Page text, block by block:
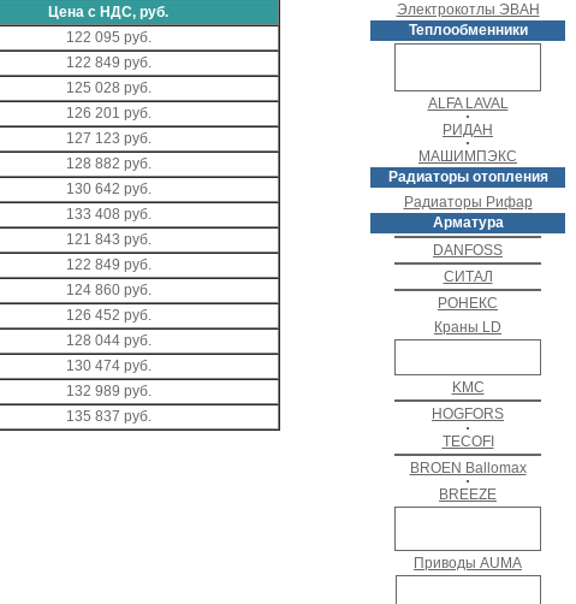
Цена с НДС, руб.
122 095 руб.
122 849 руб.
125 028 руб.
126 201 руб.
127 123 руб.
128 882 руб.
130 642 руб.
133 408 руб.
121 843 руб.
122 849 руб.
124 860 руб.
126 452 руб.
128 044 руб.
130 474 руб.
132 989 руб.
135 837 руб.
Электрокотлы ЭВАН
Теплообменники
ALFA LAVAL
РИДАН
МАШИМПЭКС
Радиаторы отопления
Радиаторы Рифар
Арматура
DANFOSS
СИТАЛ
РОНЕКС
Краны LD
KMC
HOGFORS
TECOFI
BROEN Ballomax
BREEZE
Приводы AUMA